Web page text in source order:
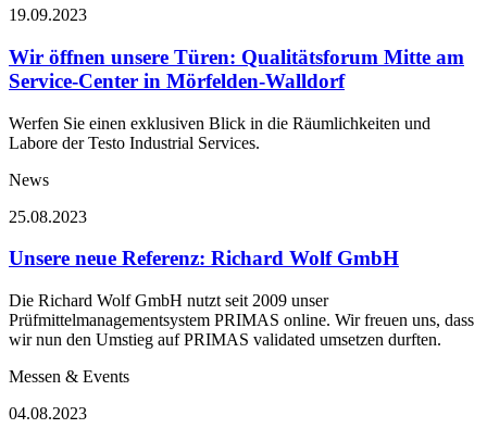
19.09.2023
Wir öffnen unsere Türen: Qualitätsforum Mitte am
Service-Center in Mörfelden-Walldorf
Werfen Sie einen exklusiven Blick in die Räumlichkeiten und
Labore der Testo Industrial Services.
News
25.08.2023
Unsere neue Referenz: Richard Wolf GmbH
Die Richard Wolf GmbH nutzt seit 2009 unser
Prüfmittelmanagementsystem PRIMAS online. Wir freuen uns, dass
wir nun den Umstieg auf PRIMAS validated umsetzen durften.
Messen & Events
04.08.2023